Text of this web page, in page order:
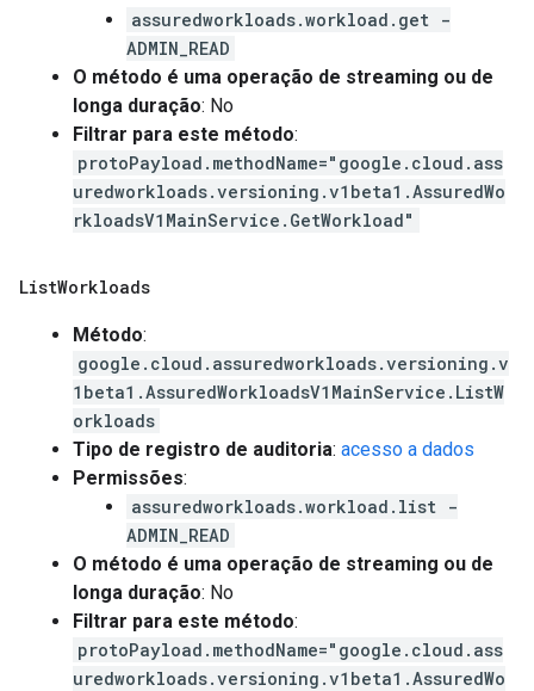
assuredworkloads.workload.get -
ADMIN_READ
O método é uma operação de streaming ou de
longa duração: No
Filtrar para este método:
protoPayload.methodName="google.cloud.ass
uredworkloads.versioning.v1beta1.AssuredWo
rkloadsV1MainService.GetWorkload"
ListWorkloads
Método:
google.cloud.assuredworkloads.versioning.v
1beta1.AssuredWorkloadsV1MainService.ListW
orkloads
Tipo de registro de auditoria: acesso a dados
Permissões:
assuredworkloads.workload.list -
ADMIN_READ
O método é uma operação de streaming ou de
longa duração: No
Filtrar para este método:
protoPayload.methodName="google.cloud.ass
uredworkloads.versioning.v1beta1.AssuredWo